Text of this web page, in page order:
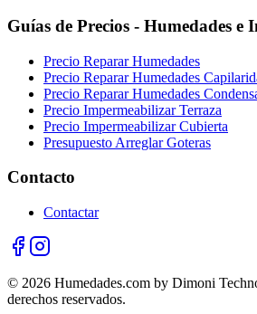
Guías de Precios - Humedades e
Precio Reparar Humedades
Precio Reparar Humedades
Precio Reparar Humedades
Precio Impermeabilizar Terraza
Precio Impermeabilizar Cubierta
Presupuesto Arreglar Goteras
Contacto
Contactar
© 2026 Humedades.com by Dimoni
derechos reservados.